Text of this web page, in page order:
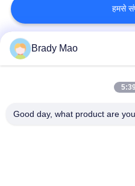
हमसे
लोकप्रिय श्रेणियां
Brady Mao
Good day, what product are